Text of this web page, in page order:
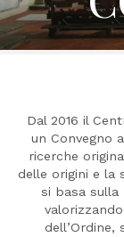
Dal 2016 il
un Convegno
ricerche
delle origini e la
si basa